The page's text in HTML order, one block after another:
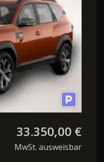
33.350,00 €
MwSt. ausweisbar